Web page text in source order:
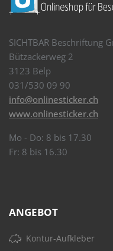
SICHTBAR Beschriftung
Bützackerweg 2
3123 Belp
031/530 09 90
info@onlinesticker.ch
www.onlinesticker.ch
Mo - Do: 8 bis 17.30
Fr: 8 bis 16.30
ANGEBOT
Kontur-Aufkleber